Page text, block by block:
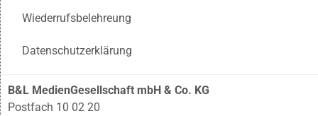
Wiederrufsbelehreung
Datenschutzerklärung
B&L MedienGesellschaft mbH & Co. KG
Postfach 10 02 20